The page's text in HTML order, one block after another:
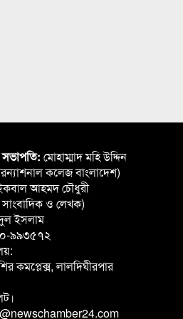
মোহাম্মাদ মহি উদ্দিন
কলেজ বাংলাদেশ)
আহমদ চৌধুরী
সাংবাদিক ও লেখক)
ইসলাম
৯৯৩৫৭২
কমপ্লেক্স, লালদিঘীরপার